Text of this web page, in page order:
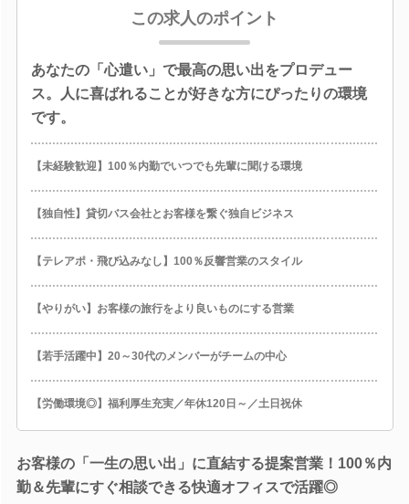
この求人のポイント
あなたの「心遣い」で最高の思い出をプロデュー
ス。人に喜ばれることが好きな方にぴったりの環境
です。
【未経験歓迎】100％内勤でいつでも先輩に聞ける環境
【独自性】貸切バス会社とお客様を繋ぐ独自ビジネス
【テレアポ・飛び込みなし】100％反響営業のスタイル
【やりがい】お客様の旅行をより良いものにする営業
【若手活躍中】20～30代のメンバーがチームの中心
【労働環境◎】福利厚生充実／年休120日～／土日祝休
お客様の「一生の思い出」に直結する提案営業！100％内
勤＆先輩にすぐ相談できる快適オフィスで活躍◎